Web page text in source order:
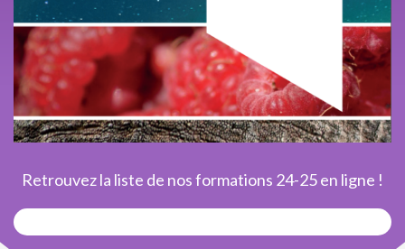
Retrouvez la liste de nos formations 24-25 en ligne !